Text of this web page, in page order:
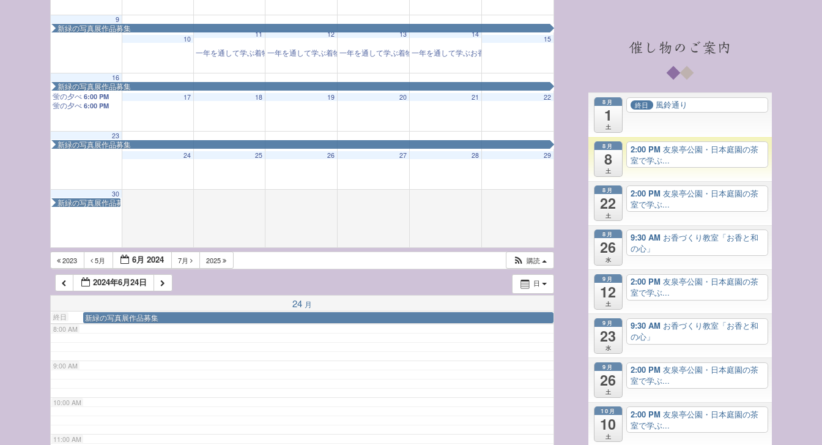
9
新緑の写真展作品募集
10
11
一年を通して学ぶ着物教室「着物と和の心」(202402-12回) 10:00 AM
12
一年を通して学ぶ着物教室「着物と和の心」(202402-12回) 10:00 AM
13
一年を通して学ぶ着物教室「着物と和の心」(202402-12回)
14
一年を通して学ぶお香づくり教室「お香と和の心」
15
16
蛍の夕べ 6:00 PM
蛍の夕べ 6:00 PM
新緑の写真展作品募集
17 18 19 20 21 22
23
新緑の写真展作品募集
24 25 26 27 28 29
30
新緑の写真展作品募集
2023 5月 6月 2024 7月 2025 購読
日
2024年6月24日
24 月
終日 新緑の写真展作品募集
12:00 AM
1:00 AM
2:00 AM
3:00 AM
7:00 AM
8:00 AM
9:00 AM
10:00 AM
11:00 AM
催し物のご案内
8月
1
土
終日 風鈴通り
8月
8
土
2:00 PM 友泉亭公園・日本庭園の茶
室で学ぶ...
8月
22
土
2:00 PM 友泉亭公園・日本庭園の茶
室で学ぶ...
8月
26
水
9:30 AM お香づくり教室「お香と和
の心」
9月
12
土
2:00 PM 友泉亭公園・日本庭園の茶
室で学ぶ...
9月
23
水
9:30 AM お香づくり教室「お香と和
の心」
9月
26
土
2:00 PM 友泉亭公園・日本庭園の茶
室で学ぶ...
10月
10
土
2:00 PM 友泉亭公園・日本庭園の茶
室で学ぶ...